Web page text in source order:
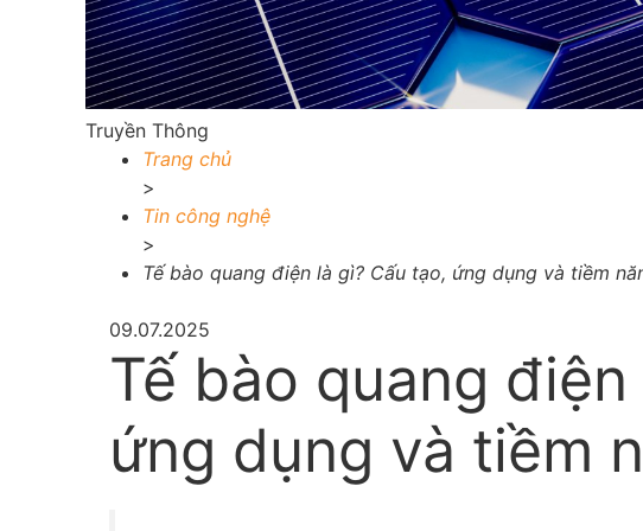
Truyền Thông
Trang chủ
>
Tin công nghệ
>
Tế bào quang điện là gì? Cấu tạo, ứng dụng và tiềm
09.07.2025
Tế bào quang
ứng dụng và tiềm